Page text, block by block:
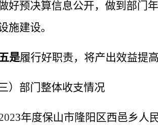
好预决算信息公开，做到部门
施建设。
是履行好职责，将产出效益提高
三）部门整体收支情况
3年度保山市隆阳区西邑乡人